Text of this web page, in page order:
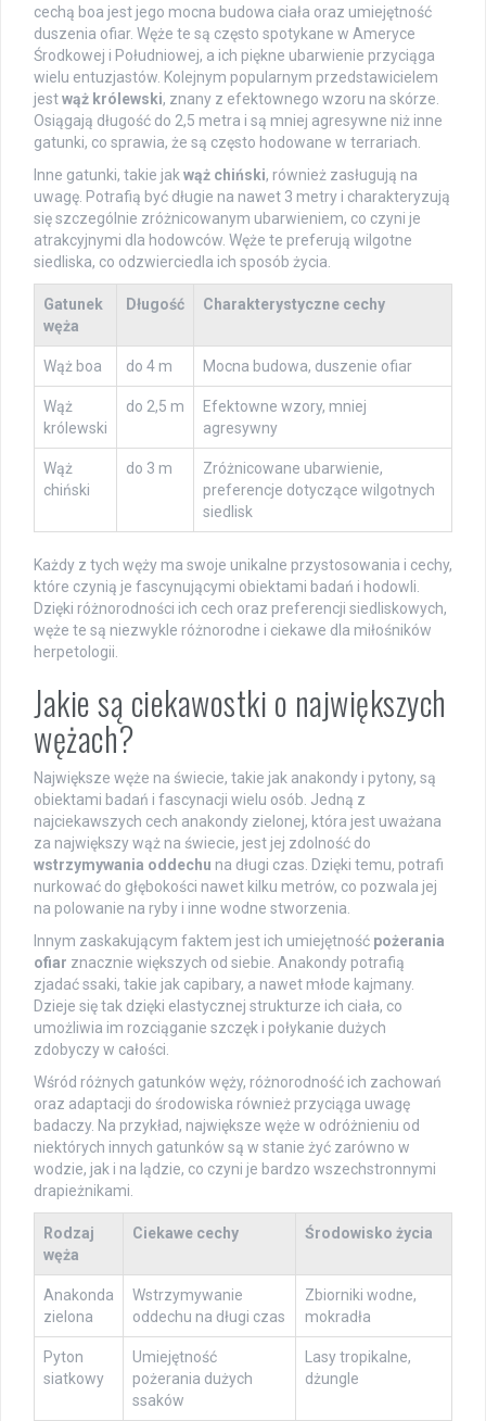
cechą boa jest jego mocna budowa ciała oraz umiejętność
duszenia ofiar. Węże te są często spotykane w Ameryce
Środkowej i Południowej, a ich piękne ubarwienie przyciąga
wielu entuzjastów. Kolejnym popularnym przedstawicielem
jestwąż królewski, znany z efektownego wzoru na skórze.
Osiągają długość do 2,5 metra i są mniej agresywne niż inne
gatunki, co sprawia, że są często hodowane w terrariach.
Inne gatunki, takie jak wąż chiński, również zasługują na
uwagę. Potrafią być długie na nawet 3 metry i charakteryzują
się szczególnie zróżnicowanym ubarwieniem, co czyni je
atrakcyjnymi dla hodowców. Węże te preferują wilgotne
siedliska, co odzwierciedla ich sposób życia.
Gatunek
węża
Długość Charakterystyczne cechy
Wąż boa do 4 m Mocna budowa, duszenie ofiar
Wąż
królewski
do 2,5 m
Efektowne wzory, mniej
agresywny
Wąż
chiński
do 3 m
Zróżnicowane ubarwienie,
preferencje dotyczące wilgotnych
siedlisk
Każdy z tych węży ma swoje unikalne przystosowania i cechy,
które czynią je fascynującymi obiektami badań i hodowli.
Dzięki różnorodności ich cech oraz preferencji siedliskowych,
węże te są niezwykle różnorodne i ciekawe dla miłośników
herpetologii.
Jakie są ciekawostki o największych
wężach?
Największe węże na świecie, takie jak anakondy i pytony, są
obiektami badań i fascynacji wielu osób. Jedną z
najciekawszych cech anakondy zielonej, która jest uważana
za największy wąż na świecie, jest jej zdolność do
wstrzymywania oddechu na długi czas. Dzięki temu, potrafi
nurkować do głębokości nawet kilku metrów, co pozwala jej
na polowanie na ryby i inne wodne stworzenia.
Innym zaskakującym faktem jest ich umiejętność pożerania
ofiar znacznie większych od siebie. Anakondy potrafią
zjadać ssaki, takie jak capibary, a nawet młode kajmany.
Dzieje się tak dzięki elastycznej strukturze ich ciała, co
umożliwia im rozciąganie szczęk i połykanie dużych
zdobyczy w całości.
Wśród różnych gatunków węży, różnorodność ich zachowań
oraz adaptacji do środowiska również przyciąga uwagę
badaczy. Na przykład, największe węże w odróżnieniu od
niektórych innych gatunków są w stanie żyć zarówno w
wodzie, jak i na lądzie, co czyni je bardzo wszechstronnymi
drapieżnikami.
Rodzaj
węża
Ciekawe cechy Środowisko życia
Anakonda
zielona
Wstrzymywanie
oddechu na długi czas
Zbiorniki wodne,
mokradła
Pyton
siatkowy
Umiejętność
pożerania dużych
ssaków
Lasy tropikalne,
dżungle